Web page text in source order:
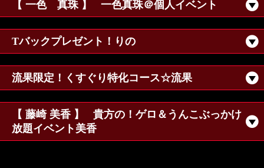
【 一色 真珠 】 一色真珠＠個人イベント
Tバックプレゼント！りの
流果限定！くすぐり特化コース☆流果
【 藤崎 美香 】
貴方の！ゲロ＆うんこぶっかけ
放題イベント美香